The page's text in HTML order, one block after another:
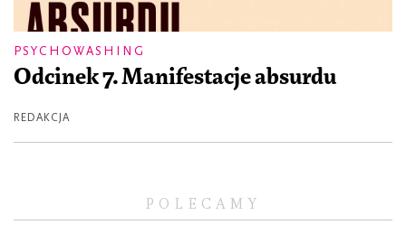
POLECAMY
PSYCHOWASHING
Odcinek 7. Manifestacje absurdu
REDAKCJA